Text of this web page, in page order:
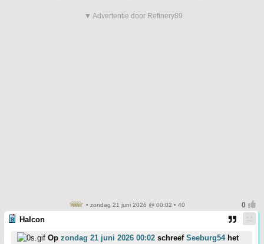
▼ Advertentie door Refinery89
• zondag 21 juni 2026 @ 00:02 • 40
Halcon
Op zondag 21 juni 2026 00:02 schreef Seeburg54het